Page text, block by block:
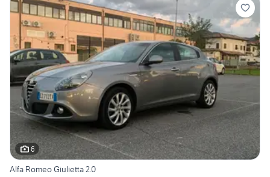
6
Alfa Romeo Giulietta 2.0